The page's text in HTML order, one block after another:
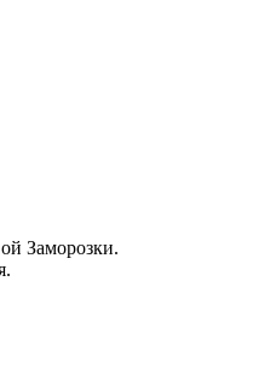
Заморозки.